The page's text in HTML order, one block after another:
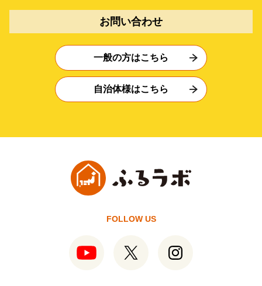
お問い合わせ
一般の方はこちら
自治体様はこちら
FOLLOW US